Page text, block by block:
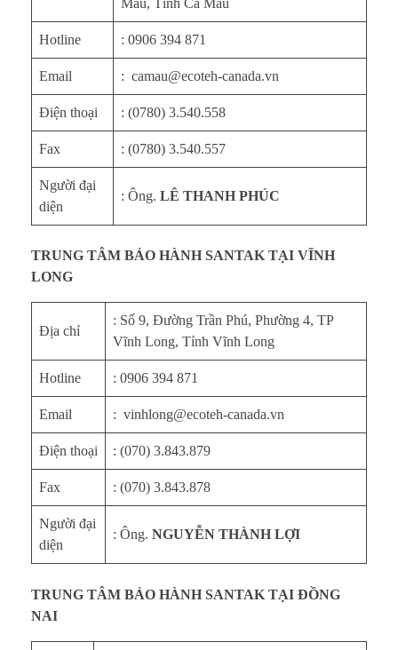
Mau, Tỉnh Cà Mau
Hotline : 0906 394 871
Email : camau@ecoteh-canada.vn
Điện thoại : (0780) 3.540.558
Fax : (0780) 3.540.557
Người đại
diện
: Ông. LÊ THANH PHÚC
TRUNG TÂM BẢO HÀNH SANTAK TẠI VĨNH
LONG
Địa chỉ
: Số 9, Đường Trần Phú, Phường 4, TP
Vĩnh Long, Tỉnh Vĩnh Long
Hotline : 0906 394 871
Email : vinhlong@ecoteh-canada.vn
Điện thoại : (070) 3.843.879
Fax : (070) 3.843.878
Người đại
diện
: Ông. NGUYỄN THÀNH LỢI
TRUNG TÂM BẢO HÀNH SANTAK TẠI ĐỒNG
NAI